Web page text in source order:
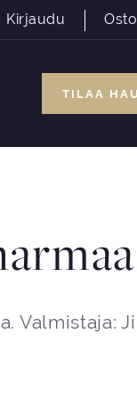
Kirjaudu
TILAA
Valmistaja: